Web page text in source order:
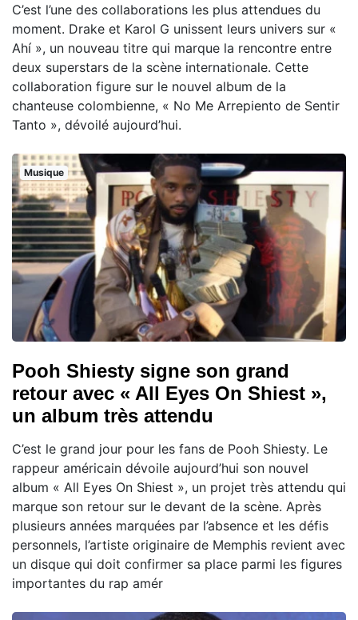
C’est l’une des collaborations les plus attendues du
moment. Drake et Karol G unissent leurs univers sur «
Ahí », un nouveau titre qui marque la rencontre entre
deux superstars de la scène internationale. Cette
collaboration figure sur le nouvel album de la
chanteuse colombienne, « No Me Arrepiento de Sentir
Tanto », dévoilé aujourd’hui.
Musique
Pooh Shiesty signe son grand
retour avec « All Eyes On Shiest »,
un album très attendu
C’est le grand jour pour les fans de Pooh Shiesty. Le
rappeur américain dévoile aujourd’hui son nouvel
album « All Eyes On Shiest », un projet très attendu qui
marque son retour sur le devant de la scène. Après
plusieurs années marquées par l’absence et les défis
personnels, l’artiste originaire de Memphis revient avec
un disque qui doit confirmer sa place parmi les figures
importantes du rap amér